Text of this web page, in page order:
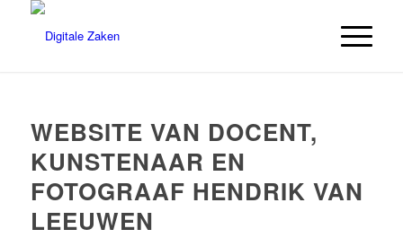
WEBSITE VAN DOCENT,
KUNSTENAAR EN
FOTOGRAAF HENDRIK VAN
LEEUWEN